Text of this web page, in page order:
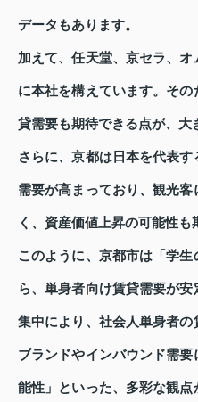
データもあります。
加えて、任天堂、京セラ、
に本社を構えています。そ
貸需要も期待できる点が、大
さらに、京都は日本を代表
需要が高まっており、観光
く、資産価値上昇の可能性も
このように、京都市は「学
ら、単身者向け賃貸需要が
集中により、社会人単身者
ブランドやインバウンド需
能性」といった、多彩な観